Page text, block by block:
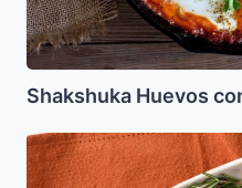
Shakshuka Huevos
Pastron
casero